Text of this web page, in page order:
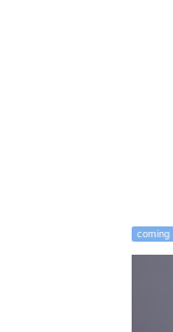
coming